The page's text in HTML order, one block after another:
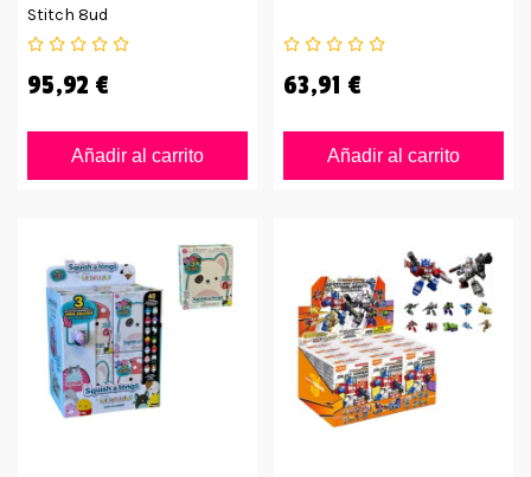
Stitch 8ud
95,92 €
Añadir al carrito
63,91 €
Añadir al carrito